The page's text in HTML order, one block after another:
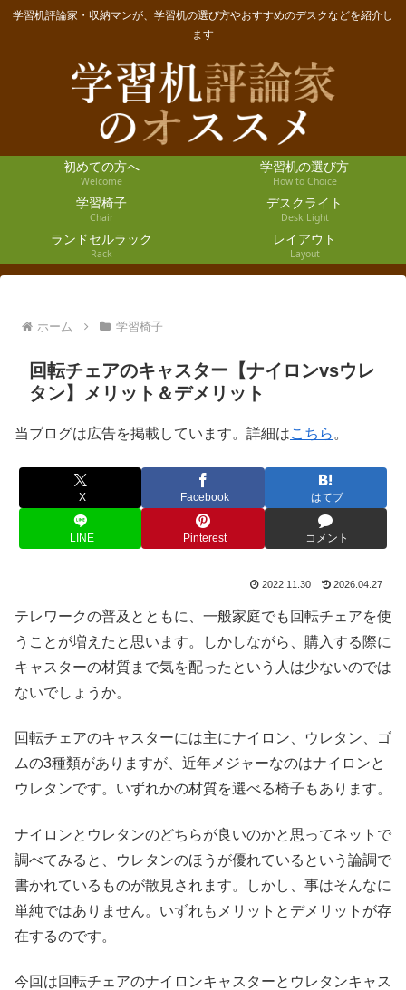
学習机評論家・収納マンが、学習机の選び方やおすすめのデスクなどを紹介し
ます
初めての方へ
Welcome
学習机の選び方
How to Choice
学習椅子
Chair
デスクライト
Desk Light
ランドセルラック
Rack
レイアウト
Layout
ホーム 学習椅子
回転チェアのキャスター【ナイロンvsウレ
タン】メリット＆デメリット
当ブログは広告を掲載しています。詳細はこちら 。
X Facebook はてブ
LINE Pinterest コメント
2022.11.30 2026.04.27
テレワークの普及とともに、一般家庭でも回転チェアを使
うことが増えたと思います。しかしながら、購入する際に
キャスターの材質まで気を配ったという人は少ないのでは
ないでしょうか。
回転チェアのキャスターには主にナイロン、ウレタン、ゴ
ムの3種類がありますが、近年メジャーなのはナイロンと
ウレタンです。いずれかの材質を選べる椅子もあります。
ナイロンとウレタンのどちらが良いのかと思ってネットで
調べてみると、ウレタンのほうが優れているという論調で
書かれているものが散見されます。しかし、事はそんなに
単純ではありません。いずれもメリットとデメリットが存
在するのです。
今回は回転チェアのナイロンキャスターとウレタンキャス